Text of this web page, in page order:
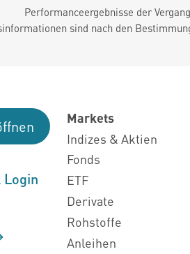
Performanceergebnisse der
sind nach den
Markets
Indizes & Aktien
Fonds
ETF
Derivate
Rohstoffe
Anleihen